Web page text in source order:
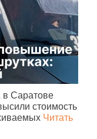
в Саратове
стоимость
Читать